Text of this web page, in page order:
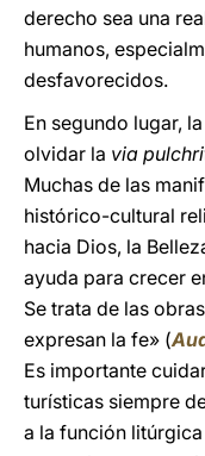
derecho sea una
humanos,
desfavorecidos.
En segundo lugar,
olvidar la via
Muchas de las
histórico-cultural
hacia Dios, la
ayuda para crecer
Se trata de las
expresan la fe» (
Es importante
turísticas siempre
a la función